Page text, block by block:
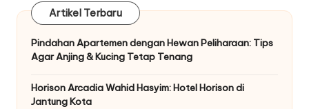
Artikel Terbaru
Pindahan Apartemen dengan Hewan Peliharaan: Tips
Agar Anjing & Kucing Tetap Tenang
Horison Arcadia Wahid Hasyim: Hotel Horison di
Jantung Kota